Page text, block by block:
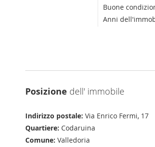
Buone
Anni
Posizione dell' immobile
Indirizzo postale: Via Enrico Fermi, 17
Quartiere: Codaruina
Comune: Valledoria